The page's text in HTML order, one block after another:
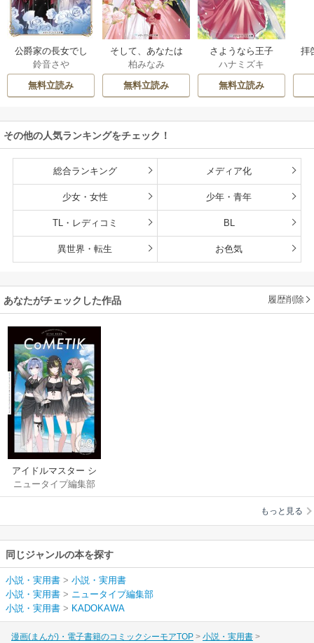
公爵家の長女でし
た
鈴音さや
無料立読み
そして、あなたは
私を捨てる
柏みなみ
無料立読み
さようなら王子
様、どうか私のこ
とは忘れてくださ
い
ハナミズキ
無料立読み
拝
その他の人気ランキングをチェック！
総合ランキング メディア化
少女・女性 少年・青年
TL・レディコミ BL
異世界・転生 お色気
あなたがチェックした作品 履歴削除
アイドルマスター シ
ャイニーカラーズ ス
タイルブック
ニュータイプ編集部
もっと見る
同じジャンルの本を探す
小説・実用書 > 小説・実用書
小説・実用書 > ニュータイプ編集部
小説・実用書 > KADOKAWA
漫画(まんが)・電子書籍のコミックシーモアTOP
小説・実用書